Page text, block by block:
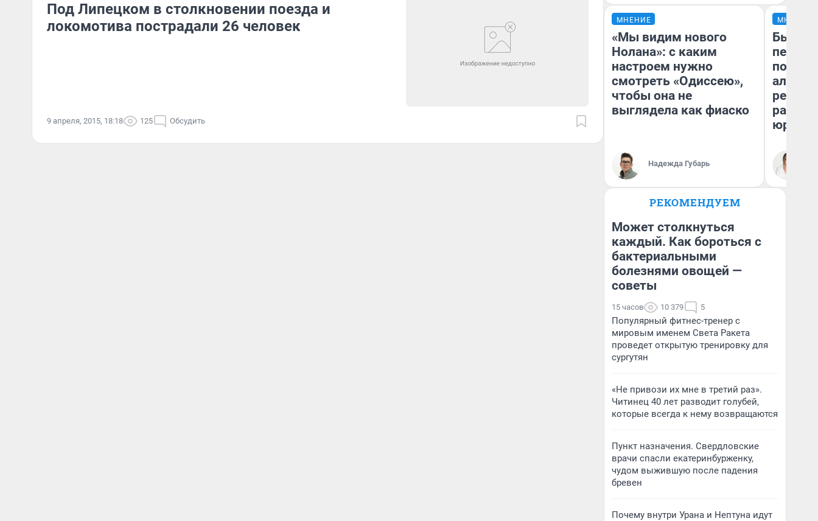
Под Липецком в столкновении поезда и
локомотива пострадали 26 человек
9 апреля, 2015, 18:18 125 Обсудить
МНЕНИЕ
«Мы видим нового
Нолана»: с каким
настроем нужно
смотреть «Одиссею»,
чтобы она не
выглядела как фиаско
Надежда Губарь
МНЕНИЕ
Был
разбор
юриста
РЕКОМЕНДУЕМ
Может столкнуться
каждый. Как бороться с
бактериальными
болезнями овощей —
советы
15 часов 10 379 5
Популярный фитнес-тренер с
мировым именем Света Ракета
проведет открытую тренировку для
сургутян
«Не привози их мне в третий раз».
Читинец 40 лет разводит голубей,
которые всегда к нему возвращаются
Пункт назначения. Свердловские
врачи спасли екатеринбурженку,
чудом выжившую после падения
бревен
Почему внутри Урана и Нептуна идут